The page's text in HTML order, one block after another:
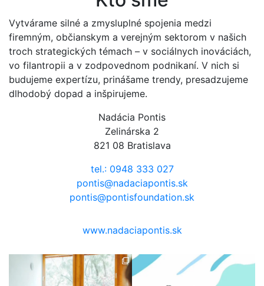
Vytvárame silné a zmysluplné spojenia medzi
firemným, občianskym a verejným sektorom v našich
troch strategických témach – v sociálnych inováciách,
vo filantropii a v zodpovednom podnikaní. V nich si
budujeme expertízu, prinášame trendy, presadzujeme
dlhodobý dopad a inšpirujeme.
Nadácia Pontis
Zelinárska 2
821 08 Bratislava
tel.: 0948 333 027
pontis@nadaciapontis.sk
pontis@pontisfoundation.sk
www.nadaciapontis.sk